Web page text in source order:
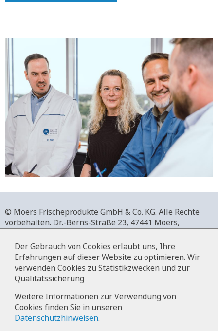
© Moers Frischeprodukte GmbH & Co. KG. Alle Rechte
vorbehalten. Dr.-Berns-Straße 23, 47441 Moers,
+49 2841 911-0,www.moers-frischeprodukte.de
Impressum
Datenschutz
Der Gebrauch von Cookies erlaubt uns, Ihre
Erfahrungen auf dieser Website zu optimieren. Wir
verwenden Cookies zu Statistikzwecken und zur
Qualitätssicherung
Weitere Informationen zur Verwendung von
Cookies finden Sie in unseren
Datenschutzhinweisen.